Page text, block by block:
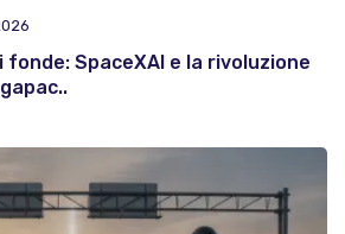
fonde: SpaceXAI e la rivoluzione